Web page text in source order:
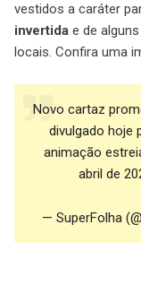
vestidos a caráter
invertida e de alguns
locais. Confira uma
Novo cartaz
divulgado hoje
animação
abril de
— SuperFolha